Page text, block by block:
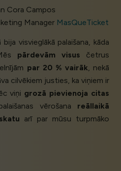
Cora Campos
Manager MasQueTicket
bija visvieglākā palaišana, kāda
pārdevām visus četrus
par 20 % vairāk, nekā
cilvēkiem justies, ka viņiem ir
viņi grozā pievienoja citas
vērošana reāllaikā
arī par mūsu turpmāko